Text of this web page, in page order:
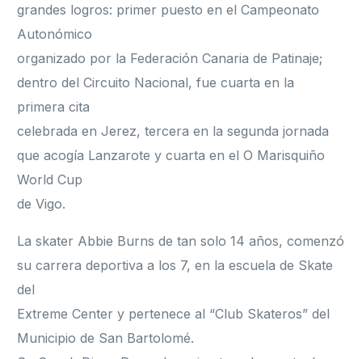
grandes logros: primer puesto en el Campeonato
Autonómico
organizado por la Federación Canaria de Patinaje;
dentro del Circuito Nacional, fue cuarta en la
primera cita
celebrada en Jerez, tercera en la segunda jornada
que acogía Lanzarote y cuarta en el O Marisquiño
World Cup
de Vigo.
La skater Abbie Burns de tan solo 14 años, comenzó
su carrera deportiva a los 7, en la escuela de Skate
del
Extreme Center y pertenece al “Club Skateros” del
Municipio de San Bartolomé.